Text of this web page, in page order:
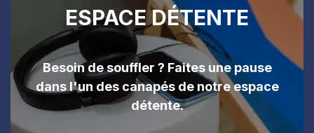
ESPACE DÉTENTE
Besoin de souffler ? Faites une pause
dans l'un des canapés de notre espace
détente.